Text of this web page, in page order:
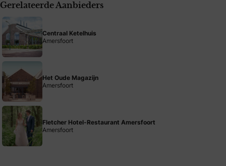
Gerelateerde Aanbieders
Centraal Ketelhuis
Amersfoort
Het Oude Magazijn
Amersfoort
Fletcher Hotel-Restaurant Amersfoort
Amersfoort